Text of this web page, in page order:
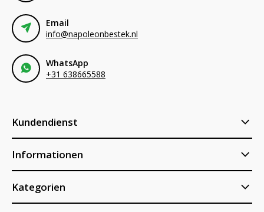
Email
info@napoleonbestek.nl
WhatsApp
+31 638665588
Kundendienst
Informationen
Kategorien